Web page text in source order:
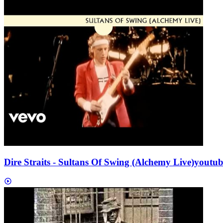
Dire Straits - Sultans Of Swing (Alchemy Live)